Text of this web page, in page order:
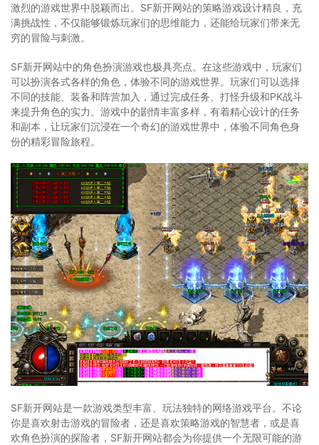
激烈的游戏世界中脱颖而出。SF新开网站的策略游戏设计精良，充
满挑战性，不仅能够锻炼玩家们的思维能力，还能给玩家们带来无
穷的冒险与刺激。
SF新开网站中的角色扮演游戏也极具亮点。在这些游戏中，玩家们
可以扮演各式各样的角色，体验不同的游戏世界。玩家们可以选择
不同的技能、装备和阵营加入，通过完成任务、打怪升级和PK战斗
来提升角色的实力。游戏中的剧情丰富多样，有着精心设计的任务
和副本，让玩家们沉浸在一个奇幻的游戏世界中，体验不同角色身
份的精彩冒险旅程。
SF新开网站是一款游戏类型丰富、玩法独特的网络游戏平台。不论
你是喜欢射击游戏的冒险者，还是喜欢策略游戏的智慧者，或是喜
欢角色扮演的探险者，SF新开网站都会为你提供一个无限可能的游